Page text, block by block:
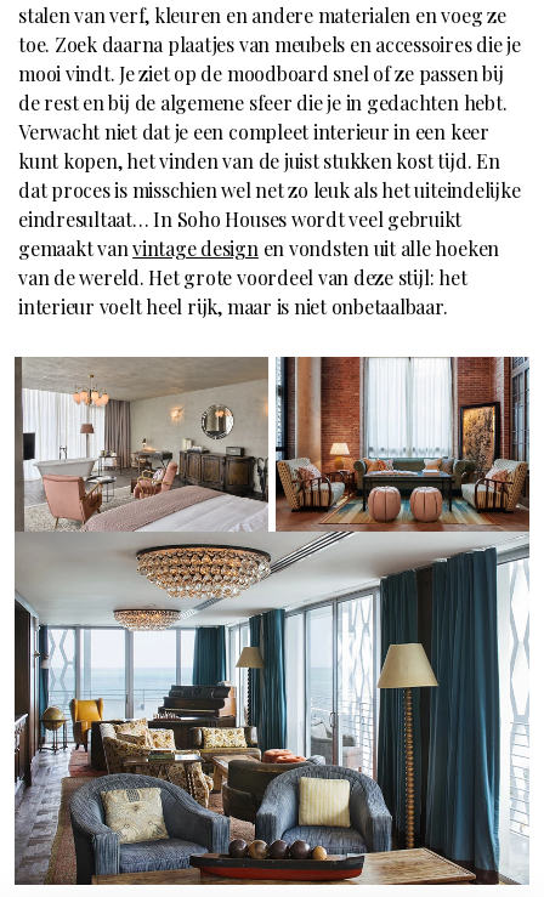
stalen van verf, kleuren en andere materialen en voeg ze
toe. Zoek daarna plaatjes van meubels en accessoires die je
mooi vindt. Je ziet op de moodboard snel of ze passen bij
de rest en bij de algemene sfeer die je in gedachten hebt.
Verwacht niet dat je een compleet interieur in een keer
kunt kopen, het vinden van de juist stukken kost tijd. En
dat proces is misschien wel net zo leuk als het uiteindelijke
eindresultaat… In Soho Houses wordt veel gebruikt
gemaakt vanvintage design en vondsten uit alle hoeken
van de wereld. Het grote voordeel van deze stijl: het
interieur voelt heel rijk, maar is niet onbetaalbaar.